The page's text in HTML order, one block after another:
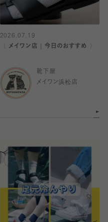
2026.07.19
〈 メイワン店｜今日のおすすめ 〉
靴下屋
メイワン浜松店